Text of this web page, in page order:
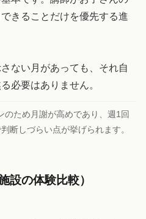
きることだけを優先する進
ない月があっても、それ自
必要はありません。
のため月謝が高めであり、週1回
断しづらい点が挙げられます。
設の体験比較）